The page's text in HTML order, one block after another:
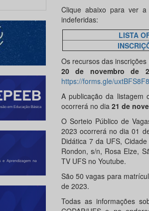
Clique abaixo para ver
indeferidas:
LISTA
Os recursos das
20 de novembro de
https://forms.gle/
A publicação da listagem
ocorrerá no dia21 de
O Sorteio Público de
2023 ocorrerá no dia 01
Didática 7 da UFS,
Rondon, s/n, Rosa Elze,
TV UFS no Youtube.
São 50 vagas para
de 2023.
Todas as informações